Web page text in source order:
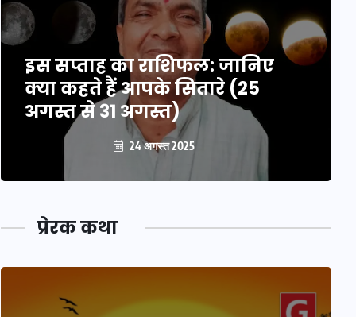
इस सप्ताह का राशिफल: जानिए
क्या कहते हैं आपके सितारे (25
अगस्त से 31 अगस्त)
24 अगस्त 2025
प्रेरक कथा